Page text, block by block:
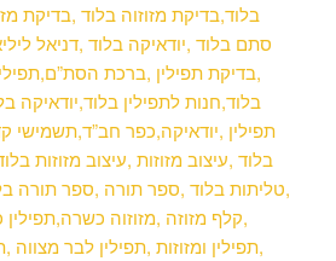
בלוד,בדיקת מזוזוה בלוד ,בדיקת
סתם בלוד ,יודאיקה בלוד ,דניאל
,בדיקת תפילין ,ברכת
בלוד,חנות לתפילין בלוד,יודאיקה
תפילין ,יודאיקה,כפר
בלוד ,עיצוב מזוזות ,עיצוב מזוזות
,טליתות בלוד ,ספר תורה ,ספר תורה
,קלף מזוזה ,מזוזוה
,תפילין ומזוזות ,תפילין לבר מצווה